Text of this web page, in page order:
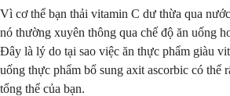
Vì cơ thể bạn thải vitamin C dư thừa qua
nó thường xuyên thông qua chế độ ăn uống
Đây là lý do tại sao việc ăn thực phẩm giàu
uống thực phẩm bổ sung axit ascorbic có thể
tổng thể của bạn.